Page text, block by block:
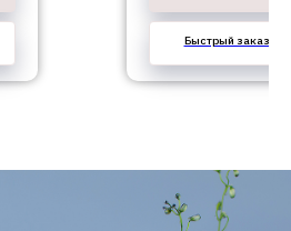
Быстрый заказ